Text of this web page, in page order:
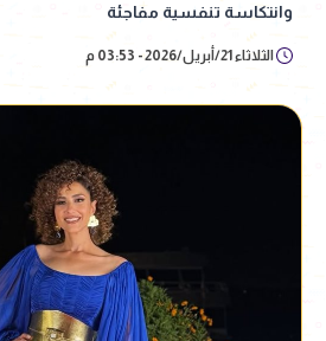
وانتكاسة تنفسية مفاجئة
الثلاثاء 21/أبريل/2026 - 03:53 م